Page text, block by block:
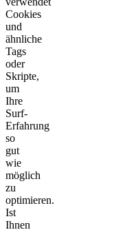
Cookies
und
ähnliche
Tags
oder
Skripte,
um
Ihre
Surf-
Erfahrung
so
gut
wie
möglich
zu
optimieren.
Ist
Ihnen